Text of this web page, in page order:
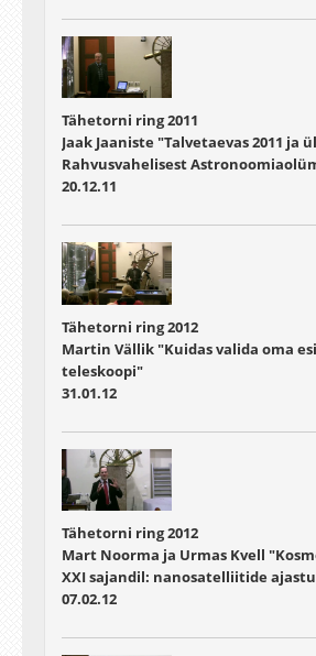
Tähetorni ring 2011
Jaak Jaaniste "Talvetaevas 2011 ja
Rahvusvahelisest
20.12.11
Tähetorni ring 2012
Martin Vällik "Kuidas valida oma
teleskoopi"
31.01.12
Tähetorni ring 2012
Mart Noorma ja Urmas Kvell
XXI sajandil: nanosatelliitide
07.02.12